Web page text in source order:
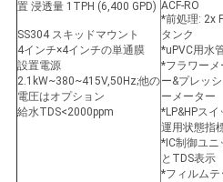
置 浸透量 1TPH (6,400 GPD)
SS304 スキッドマウント
4インチ×4インチの単通膜
設置電源
2.1kW~380~415V,50Hz;他の
電圧はオプション
給水TDS<2000ppm
ACF-RO
*前処理: 2x
タンク
*uPVC用水
*フラワーメ
ー&プレッシ
ーメーター
*LP&HPスイ
運用状態指
*IC制御ユニ
とTDS表示
*フィルムテ